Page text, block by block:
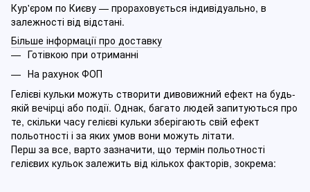
Кур'єром по Києву — прораховується індивідуально, в
залежності від відстані.
Більше інформації про доставку
Готівкою при отриманні
На рахунок ФОП
Гелієві кульки можуть створити дивовижний ефект на будь-
якій вечірці або події. Однак, багато людей запитуються про
те, скільки часу гелієві кульки зберігають свій ефект
польотності і за яких умов вони можуть літати.
Перш за все, варто зазначити, що термін польотності
гелієвих кульок залежить від кількох факторів, зокрема: